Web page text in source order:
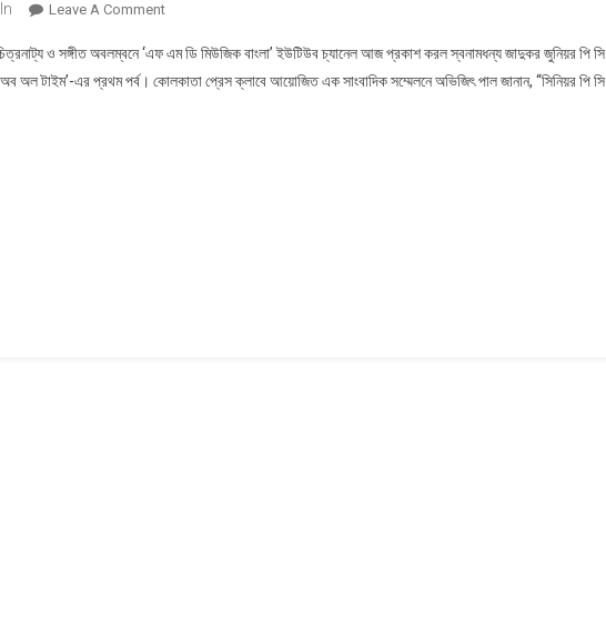
Leave A CommentOn
পাল-
এর
ও সঙ্গীত অবলম্বনে ‘এফ এম ডি মিউজিক বাংলা’ ইউটিউব চ্যানেল আজ প্রকাশ করল স্বনামধন্য জাদুকর জুনিয়র পি সি
অব অল টাইম’-এর প্রথম পর্ব। কোলকাতা প্রেস ক্লাবে আয়োজিত এক সাংবাদিক সম্মেলনে অভিজিৎ পাল জানান, “সিনিয়র পি সি